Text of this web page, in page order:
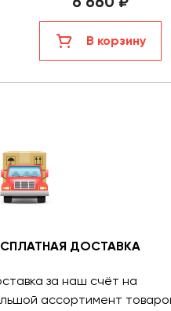
В корзину
ДОСТАВКА
за наш счёт на
ассортимент